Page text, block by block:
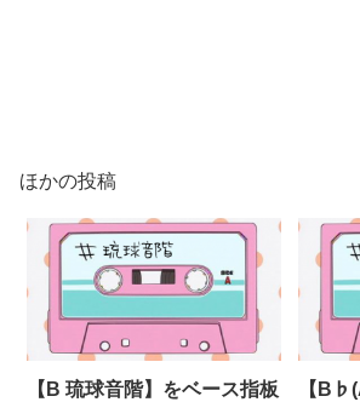
ほかの投稿
【B 琉球音階】をベース指板
【